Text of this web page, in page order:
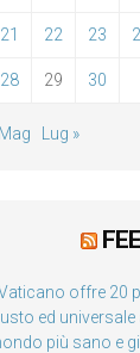
21 22 23
28 29 30
Lug »
Vaticano offre 20
ed universale
più sano e